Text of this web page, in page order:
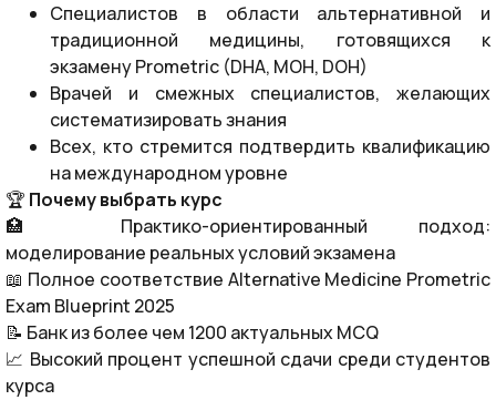
Специалистов в области альтернативной и
традиционной медицины, готовящихся к
экзамену Prometric (DHA, MOH, DOH)
Врачей и смежных специалистов, желающих
систематизировать знания
Всех, кто стремится подтвердить квалификацию
на международном уровне
🏆 Почему выбрать курс
🏥 Практико-ориентированный подход:
моделирование реальных условий экзамена
📖 Полное соответствие Alternative Medicine Prometric
Exam Blueprint 2025
📝 Банк из более чем 1200 актуальных MCQ
📈 Высокий процент успешной сдачи среди студентов
курса